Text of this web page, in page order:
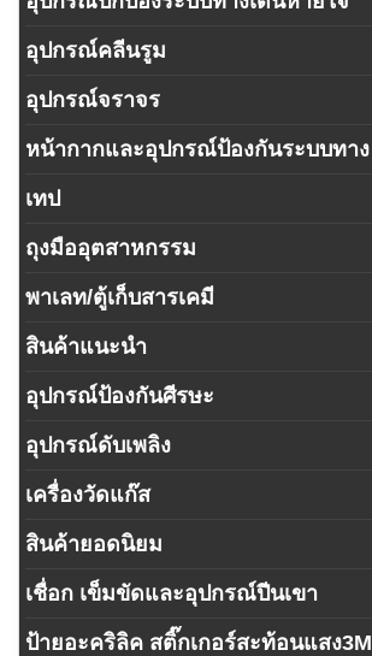
อุปกรณ์คลีนรูม
อุปกรณ์จราจร
หน้ากากและอุปกรณ์ป้องกันระบบทาง
เทป
ถุงมืออุตสาหกรรม
พาเลท/ตู้เก็บสารเคมี
สินค้าแนะนำ
อุปกรณ์ป้องกันศีรษะ
อุปกรณ์ดับเพลิง
เครื่องวัดแก๊ส
สินค้ายอดนิยม
เชื่อก เข็มขัดและอุปกรณ์ปีนเขา
ป้ายอะคริลิค สติ๊กเกอร์สะท้อนแสง3M